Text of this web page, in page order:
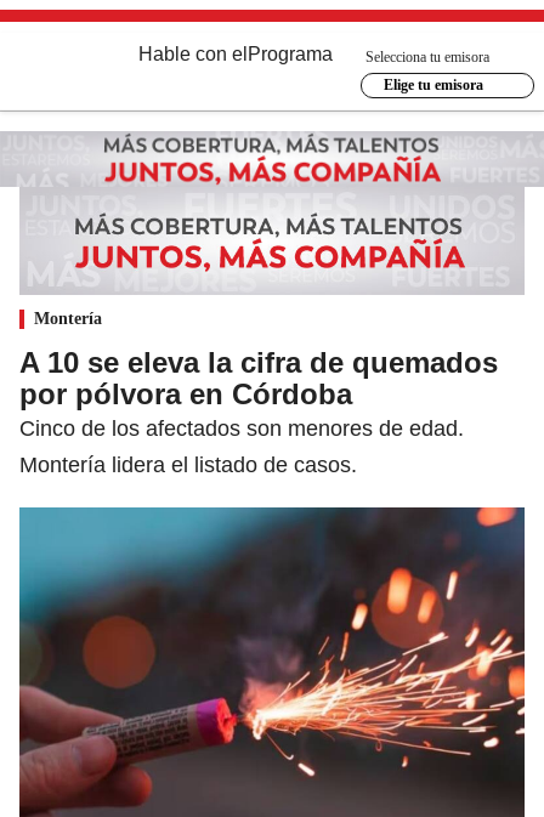
Hable con el Programa
Selecciona tu emisora
Elige tu emisora
Montería
A 10 se eleva la cifra de quemados
por pólvora en Córdoba
Cinco de los afectados son menores de edad.
Montería lidera el listado de casos.